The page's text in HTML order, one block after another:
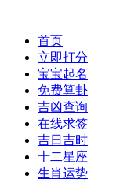
首页
立即打分
宝宝起名
免费算卦
吉凶查询
在线求签
吉日吉时
十二星座
生肖运势